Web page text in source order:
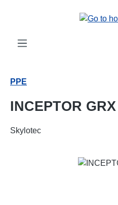
PPE
INCEPTOR GRX
Skylotec